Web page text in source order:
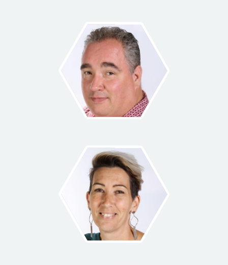
planningsmedewerker & Pedagogisch
professional
Wil je meer over mij te weten komen? Ga
dan naar “Ons Team” en lees mijn verhaal.